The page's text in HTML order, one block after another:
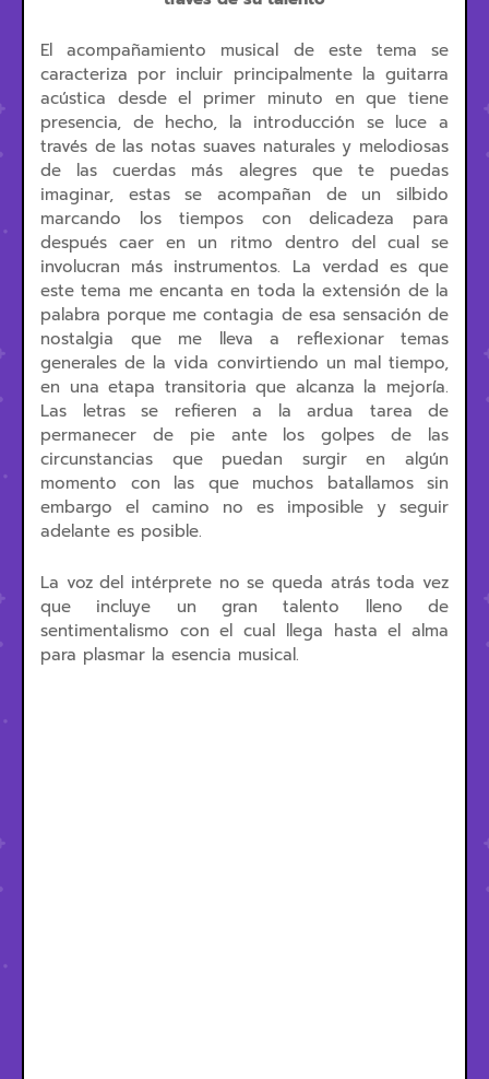
El acompañamiento musical de este tema se
caracteriza por incluir principalmente la guitarra
acústica desde el primer minuto en que tiene
presencia, de hecho, la introducción se luce a
través de las notas suaves naturales y melodiosas
de las cuerdas más alegres que te puedas
imaginar, estas se acompañan de un silbido
marcando los tiempos con delicadeza para
después caer en un ritmo dentro del cual se
involucran más instrumentos. La verdad es que
este tema me encanta en toda la extensión de la
palabra porque me contagia de esa sensación de
nostalgia que me lleva a reflexionar temas
generales de la vida convirtiendo un mal tiempo,
en una etapa transitoria que alcanza la mejoría.
Las letras se refieren a la ardua tarea de
permanecer de pie ante los golpes de las
circunstancias que puedan surgir en algún
momento con las que muchos batallamos sin
embargo el camino no es imposible y seguir
adelante es posible.
La voz del intérprete no se queda atrás toda vez
que incluye un gran talento lleno de
sentimentalismo con el cual llega hasta el alma
para plasmar la esencia musical.